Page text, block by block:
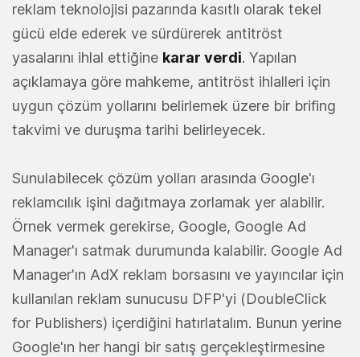
reklam teknolojisi pazarında kasıtlı olarak tekel
gücü elde ederek ve sürdürerek antitröst
yasalarını ihlal ettiğine karar verdi. Yapılan
açıklamaya göre mahkeme, antitröst ihlalleri için
uygun çözüm yollarını belirlemek üzere bir brifing
takvimi ve duruşma tarihi belirleyecek.
Sunulabilecek çözüm yolları arasında Google'ı
reklamcılık işini dağıtmaya zorlamak yer alabilir.
Örnek vermek gerekirse, Google, Google Ad
Manager'ı satmak durumunda kalabilir. Google Ad
Manager'ın AdX reklam borsasını ve yayıncılar için
kullanılan reklam sunucusu DFP'yi (DoubleClick
for Publishers) içerdiğini hatırlatalım. Bunun yerine
Google'ın her hangi bir satış gerçekleştirmesine